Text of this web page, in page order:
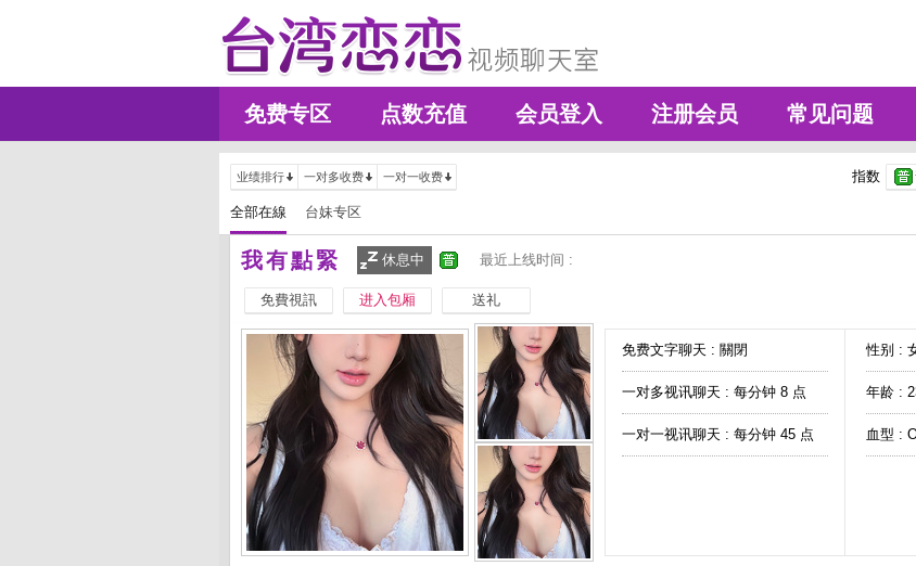
免费专区 点数充值 会员登入 注册会员 常见问题
业绩排行 一对多收费 一对一收费 指数
全部在線 台妹专区
我有點緊 休息中 最近上线时间 :
免費視訊 进入包厢 送礼
免费文字聊天 : 關閉
一对多视讯聊天 : 每分钟 8 点
一对一视讯聊天 : 每分钟 45 点
性别 :
年龄 :
血型 :